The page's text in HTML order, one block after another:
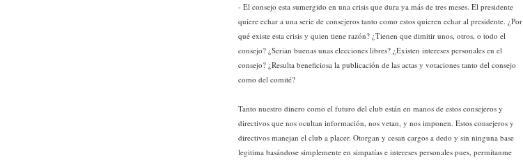
- El consejo esta sumergido en una crisis que dura ya más de tres meses. El presidente
quiere echar a una serie de consejeros tanto como estos quieren echar al presidente. ¿Por
qué existe esta crisis y quien tiene razón? ¿Tienen que dimitir unos, otros, o todo el
consejo? ¿Serian buenas unas elecciones libres? ¿Existen intereses personales en el
consejo? ¿Resulta beneficiosa la publicación de las actas y votaciones tanto del consejo
como del comité?
Tanto nuestro dinero como el futuro del club están en manos de estos consejeros y
directivos que nos ocultan información, nos vetan, y nos imponen. Estos consejeros y
directivos manejan el club a placer. Otorgan y cesan cargos a dedo y sin ninguna base
legitima basándose simplemente en simpatías e intereses personales pues, permítanme